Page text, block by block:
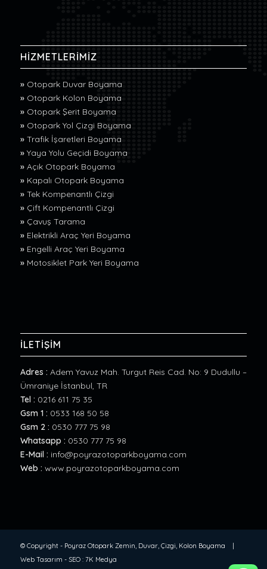
HİZMETLERİMİZ
» Otopark Duvar Boyama
» Otopark Kolon Boyama
» Otopark Şerit Boyama
» Otopark Yol Çizgi Boyama
» Trafik İşaretleri Boyama
» Yaya Yolu Geçidi Boyama
» Açık Otopark Boyama
» Kapalı Otopark Boyama
» Tek Kompenantlı Çizgi
» Çift Kompenantlı Çizgi
» Çavuş Tarama
» Elektrikli Araç Yeri Boyama
» Engelli Araç Yeri Boyama
» Motosiklet Park Yeri Boyama
İLETİŞİM
Adres : Adem Yavuz Mah. Turgut Reis Cad. No: 9 Dudullu –
Ümraniye İstanbul, TR
Tel : 0216 611 75 35
Gsm 1 : 0533 168 50 58
Gsm 2 : 0530 777 75 98
Whatsapp : 0530 777 75 98
E-Mail : info@poyrazotoparkboyama.com
Web : www.poyrazotoparkboyama.com
© Copyright - Poyraz Otopark Zemin, Duvar, Çizgi, Kolon Boyama |
Web Tasarım - SEO: 7K Medya